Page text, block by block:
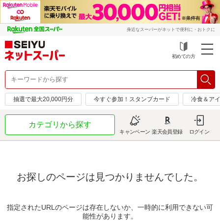
身近なスーパーがネットで便利に・おトクに
初めての方
抽選で最大20,000円分 今すぐ参加！スタンプカード 冷食＆ア
カテゴリから探す
キャンペーン 楽天会員登録 ログイン
お探しのページは見つかりませんでした。
指定されたURLのページは存在しないか、一時的に利用できない可
能性があります。